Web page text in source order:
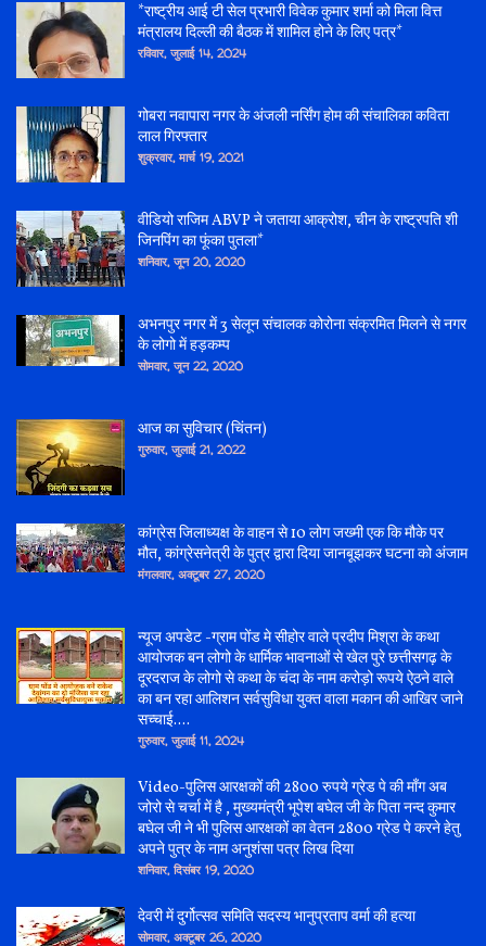
*राष्ट्रीय आई टी सेल प्रभारी विवेक कुमार शर्मा को मिला वित्त
मंत्रालय दिल्ली की बैठक में शामिल होने के लिए पत्र*
रविवार, जुलाई 14, 2024
गोबरा नवापारा नगर के अंजली नर्सिंग होम की संचालिका कविता
लाल गिरफ्तार
शुक्रवार, मार्च 19, 2021
वीडियो राजिम ABVP ने जताया आक्रोश, चीन के राष्ट्रपति शी
जिनपिंग का फूंका पुतला*
शनिवार, जून 20, 2020
अभनपुर नगर में 3 सेलून संचालक कोरोना संक्रमित मिलने से नगर
के लोगो में हड़कम्प
सोमवार, जून 22, 2020
आज का सुविचार (चिंतन)
गुरुवार, जुलाई 21, 2022
कांग्रेस जिलाध्यक्ष के वाहन से 10 लोग जख्मी एक कि मौके पर
मौत, कांग्रेसनेत्री के पुत्र द्वारा दिया जानबूझकर घटना को अंजाम
मंगलवार, अक्टूबर 27, 2020
न्यूज अपडेट -ग्राम पोंड मे सीहोर वाले प्रदीप मिश्रा के कथा
आयोजक बन लोगो के धार्मिक भावनाओं से खेल पुरे छत्तीसगढ़ के
दूरदराज के लोगो से कथा के चंदा के नाम करोड़ो रूपये ऐठने वाले
का बन रहा आलिशन सर्वसुविधा युक्त वाला मकान की आखिर जाने
सच्चाई....
गुरुवार, जुलाई 11, 2024
Video-पुलिस आरक्षकों की 2800 रुपये ग्रेड पे की माँग अब
जोरो से चर्चा में है , मुख्यमंत्री भूपेश बघेल जी के पिता नन्द कुमार
बघेल जी ने भी पुलिस आरक्षकों का वेतन 2800 ग्रेड पे करने हेतु
अपने पुत्र के नाम अनुशंसा पत्र लिख दिया
शनिवार, दिसंबर 19, 2020
देवरी में दुर्गोत्सव समिति सदस्य भानुप्रताप वर्मा की हत्या
सोमवार, अक्टूबर 26, 2020